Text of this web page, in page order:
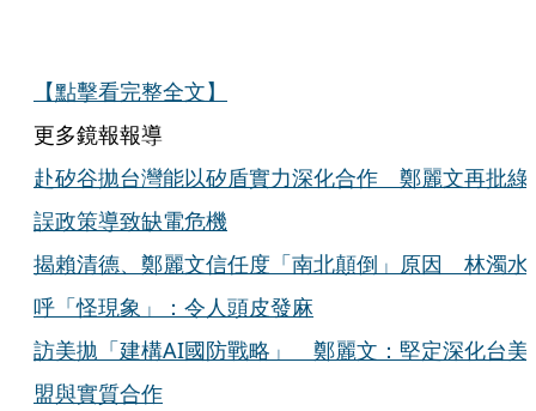
【點擊看完整全文】
更多鏡報報導
赴矽谷拋台灣能以矽盾實力深化合作 鄭麗文再批綠
誤政策導致缺電危機
揭賴清德、鄭麗文信任度「南北顛倒」原因 林濁水
呼「怪現象」：令人頭皮發麻
訪美拋「建構AI國防戰略」 鄭麗文：堅定深化台美
盟與實質合作